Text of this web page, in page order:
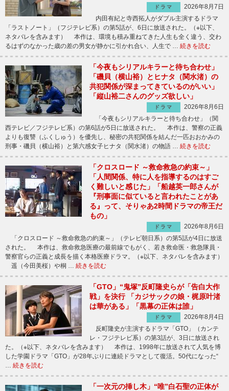
ドラマ
2026年8月7日
内田有紀と寺西拓人がダブル主演するドラマ
「ラストノート」（フジテレビ系）の第5話が、6日に放送された。（※以下、
ネタバレを含みます） 本作は、環境も積み重ねてきた人生も全く違う、交わ
るはずのなかった歳の差の男女が静かに引かれ合い、人生で … 続きを読む
「今夜もシリアルキラーと待ち合わせ」
「磯貝（横山裕）とヒナタ（関水渚）の
共犯関係が深まってきているのがいい」
「縦山裕二さんのグッズ欲しい」
ドラマ
2026年8月6日
「今夜もシリアルキラーと待ち合わせ」（関
西テレビ／フジテレビ系）の第6話が5日に放送された。 本作は、警察の正義
よりも復讐（ふくしゅう）を優先し、秘密の共犯関係を結んだ一匹おおかみの
刑事・磯貝（横山裕）と第六感女子ヒナタ（関水渚）の物語 … 続きを読む
「クロスロード ～救命救急の約束～」
「人間関係、特に人を指導するのはすご
く難しいと感じた」「船越英一郎さんが
『刑事面に似ていると言われたことがあ
る』って、そりゃあ2時間ドラマの帝王だ
もの」
ドラマ
2026年8月6日
「クロスロード ～救命救急の約束～」（テレビ朝日系）の第5話が4日に放送
された。 本作は、救命救急医療の最前線でもがく、若き救命医・救急隊員・
警察官らの正義と成長を描く本格医療ドラマ。（※以下、ネタバレを含みます）
遥（今田美桜）や桐 … 続きを読む
「GTO」“鬼塚”反町隆史らが「告白大作
戦」を決行 「カジサックの娘・梶原叶渚
は華がある」「黒幕の正体は誰」
ドラマ
2026年8月4日
反町隆史が主演するドラマ「GTO」（カンテ
レ・フジテレビ系）の第3話が、3日に放送され
た。（※以下、ネタバレを含みます） 本作は、1998年に放送されて人気を博
した学園ドラマ「GTO」が28年ぶりに連続ドラマとして復活。50代になった“
… 続きを読む
「一次元の挿し木」“唯”白石聖の正体が